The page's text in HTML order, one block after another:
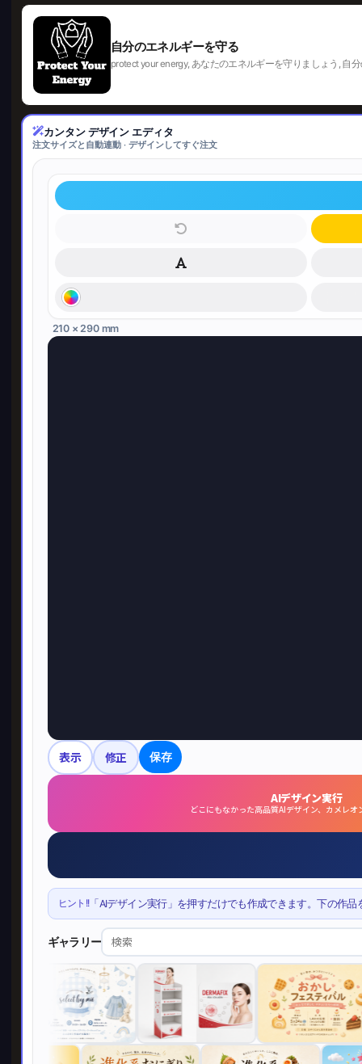
自分のエネルギーを守る
protect your energy, あなたのエネルギーを守りましょう, 自
カンタン デザイン エディタ
注文サイズと自動連動 · デザインしてすぐ注文
210 × 290 mm
表示 修正 保存
AIデザイン実行
どこにもなかった高品質AIデザイン、カメレ
ヒント!!「AIデザイン実行」を押すだけでも作成できます。下の作
ギャラリー